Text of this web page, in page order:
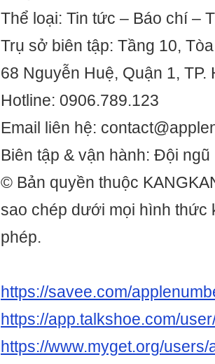
Thể loại: Tin tức – Báo chí –
Trụ sở biên tập: Tầng 10,
68 Nguyễn Huệ, Quận 1, TP.
Hotline: 0906.789.123
Email liên hệ:
Biên tập & vận hành: Đội
© Bản quyền thuộc
sao chép dưới mọi hình thức
phép.
https://savee.com/
https://app.talkshoe.com/
https://www.myget.org/